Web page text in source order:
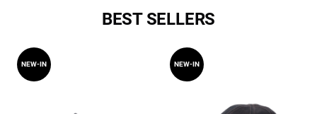
BEST SELLERS
NEW-IN NEW-IN